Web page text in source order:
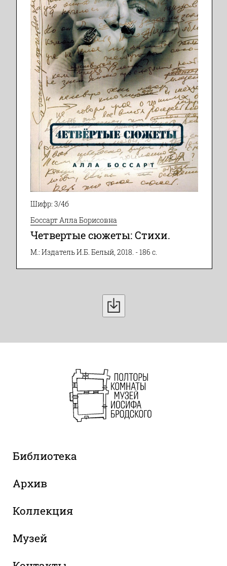
Шифр: 3/4б
Боссарт Алла Борисовна
Четвертые сюжеты: Стихи.
М.: Издатель И.Б. Белый, 2018. - 186 с.
Библиотека
Архив
Коллекция
Музей